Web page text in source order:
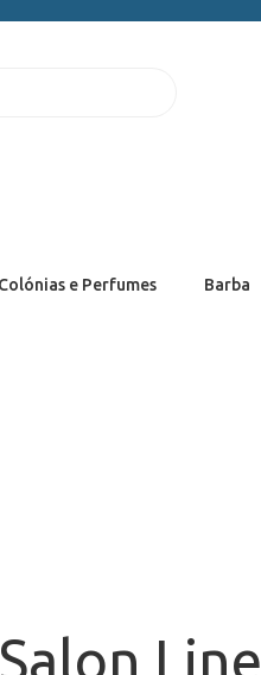
Colónias e Perfumes Barba
Line